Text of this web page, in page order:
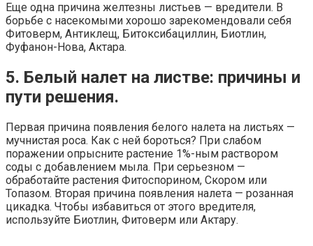
Еще одна причина желтезны листьев — вредители. В
борьбе с насекомыми хорошо зарекомендовали себя
Фитоверм, Антиклещ, Битоксибациллин, Биотлин,
Фуфанон-Нова, Актара.
5. Белый налет на листве: причины и
пути решения.
Первая причина появления белого налета на листьях —
мучнистая роса. Как с ней бороться? При слабом
поражении опрысните растение 1%-ным раствором
соды с добавлением мыла. При серьезном —
обработайте растения Фитоспорином, Скором или
Топазом. Вторая причина появления налета — розанная
цикадка. Чтобы избавиться от этого вредителя,
используйте Биотлин, Фитоверм или Актару.